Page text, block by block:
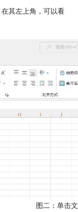
其左上角，可以看
击文